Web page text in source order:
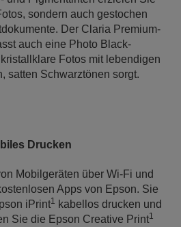
sondern auch gestochen
Der Claria Premium-
auch eine Photo Black-
Fotos mit lebendigen
satten Schwarztönen sorgt.
Drucken
Mobilgeräten über Wi-Fi und
Apps von Epson. Sie
iPrint1 kabellos drucken und
Sie die Epson Creative Print1